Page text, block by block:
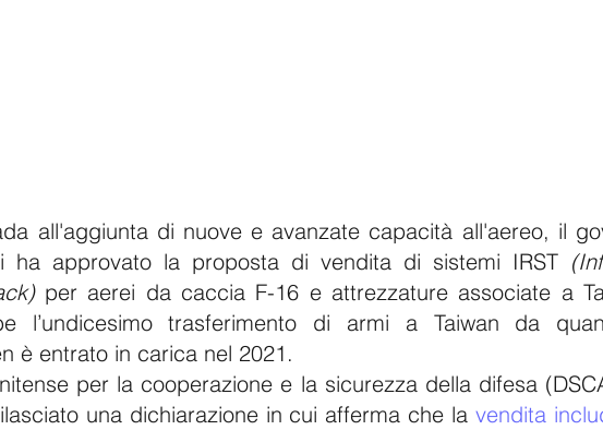
all'aggiunta di nuove e avanzate capacità all'aereo, il
ha approvato la proposta di vendita di sistemi IRST
per aerei da caccia F-16 e attrezzature associate a
l’undicesimo trasferimento di armi a Taiwan da
è entrato in carica nel 2021.
per la cooperazione e la sicurezza della difesa
una dichiarazione in cui afferma che la vendita